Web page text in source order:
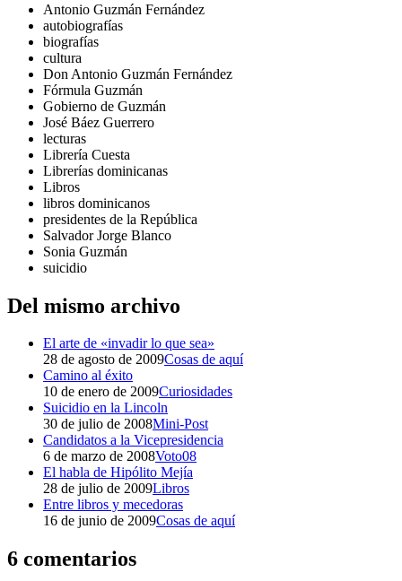
Antonio Guzmán Fernández
autobiografías
biografías
cultura
Don Antonio Guzmán Fernández
Fórmula Guzmán
Gobierno de Guzmán
José Báez Guerrero
lecturas
Librería Cuesta
Librerías dominicanas
Libros
libros dominicanos
presidentes de la República
Salvador Jorge Blanco
Sonia Guzmán
suicidio
Del mismo archivo
El arte de «invadir lo que sea»
28 de agosto de 2009Cosas de aquí
Camino al éxito
10 de enero de 2009Curiosidades
Suicidio en la Lincoln
30 de julio de 2008Mini-Post
Candidatos a la Vicepresidencia
6 de marzo de 2008Voto08
El habla de Hipólito Mejía
28 de julio de 2009Libros
Entre libros y mecedoras
16 de junio de 2009Cosas de aquí
6 comentarios